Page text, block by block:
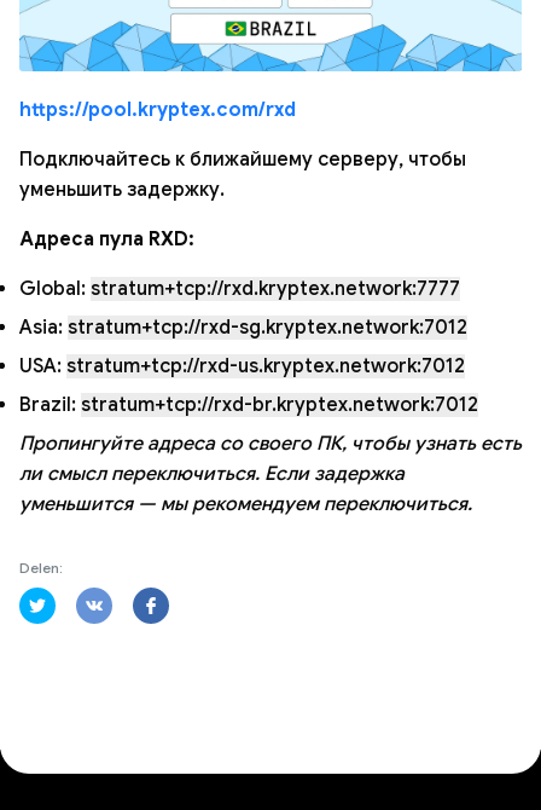
https://pool.kryptex.com/rxd
Подключайтесь к ближайшему серверу, чтобы
уменьшить задержку.
Адреса пула RXD:
Global: stratum+tcp://rxd.kryptex.network:7777
Asia: stratum+tcp://rxd-sg.kryptex.network:7012
USA: stratum+tcp://rxd-us.kryptex.network:7012
Brazil: stratum+tcp://rxd-br.kryptex.network:7012
Пропингуйте адреса со своего ПК, чтобы узнать есть
ли смысл переключиться. Если задержка
уменьшится — мы рекомендуем переключиться.
Delen: